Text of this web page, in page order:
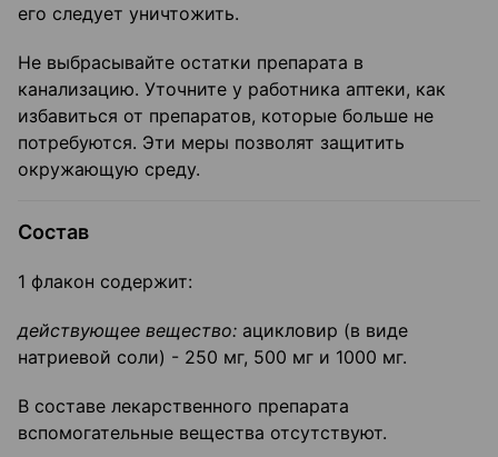
его следует уничтожить.
Не выбрасывайте остатки препарата в
канализацию. Уточните у работника аптеки, как
избавиться от препаратов, которые больше не
потребуются. Эти меры позволят защитить
окружающую среду.
Состав
1 флакон содержит:
действующее вещество: ацикловир (в виде
натриевой соли) - 250 мг, 500 мг и 1000 мг.
В составе лекарственного препарата
вспомогательные вещества отсутствуют.